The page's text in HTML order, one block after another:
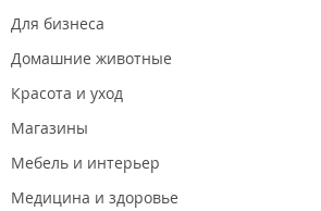
Для бизнеса
Домашние животные
Красота и уход
Магазины
Мебель и интерьер
Медицина и здоровье